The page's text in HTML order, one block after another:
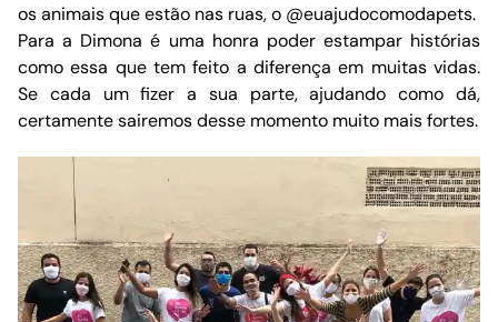
os animais que estão nas ruas, o @euajudocomodapets.
Para a Dimona é uma honra poder estampar histórias
como essa que tem feito a diferença em muitas vidas.
Se cada um fizer a sua parte, ajudando como dá,
certamente sairemos desse momento muito mais fortes.